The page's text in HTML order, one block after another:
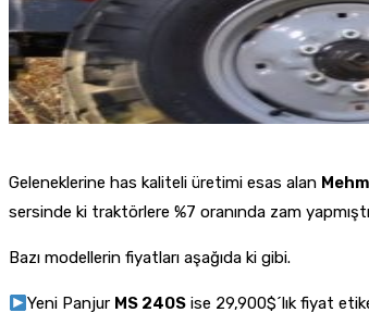
Geleneklerine has kaliteli üretimi esas alan
sersinde ki traktörlere %7 oranında zam
Bazı modellerin fiyatları aşağıda ki gibi.
Yeni Panjur MS 240S ise 29,900$´lık fiyat